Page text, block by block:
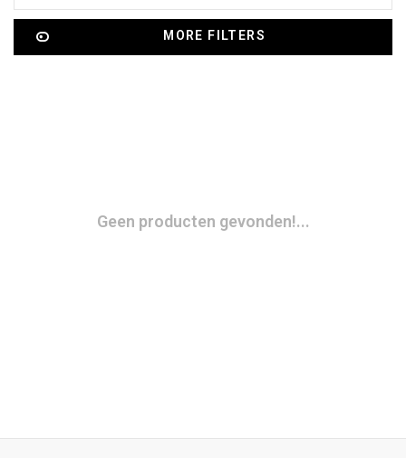
MORE FILTERS
Geen producten gevonden!...